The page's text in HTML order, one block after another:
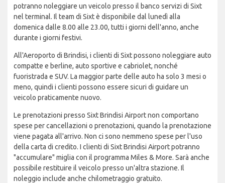
potranno noleggiare un veicolo presso il banco servizi di Sixt
nel terminal. Il team di Sixt è disponibile dal lunedì alla
domenica dalle 8.00 alle 23.00, tutti i giorni dell'anno, anche
durante i giorni festivi.
All'Aeroporto di Brindisi, i clienti di Sixt possono noleggiare auto
compatte e berline, auto sportive e cabriolet, nonché
fuoristrada e SUV. La maggior parte delle auto ha solo 3 mesi o
meno, quindi i clienti possono essere sicuri di guidare un
veicolo praticamente nuovo.
Le prenotazioni presso Sixt Brindisi Airport non comportano
spese per cancellazioni o prenotazioni, quando la prenotazione
viene pagata all'arrivo. Non ci sono nemmeno spese per l'uso
della carta di credito. I clienti di Sixt Brindisi Airport potranno
"accumulare" miglia con il programma Miles & More. Sarà anche
possibile restituire il veicolo presso un'altra stazione. Il
noleggio include anche chilometraggio gratuito.